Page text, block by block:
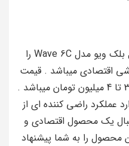
در این مقاله نقد و بررسی موبایل بلک ویو مدل Wave 6C را
اقتصادی میباشد . قیمت
آن همانطور که اشاره کردیم بین 3 تا 4 میلیون تومان میباشد .
عملکرد راضی کننده ای از
یک محصول اقتصادی و
محصول را به شما پیشنهاد